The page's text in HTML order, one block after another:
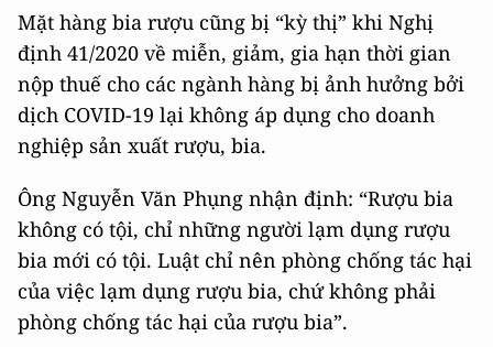
Mặt hàng bia rượu cũng bị “kỳ thị” khi Nghị
định 41/2020 về miễn, giảm, gia hạn thời gian
nộp thuế cho các ngành hàng bị ảnh hưởng bởi
dịch COVID-19 lại không áp dụng cho doanh
nghiệp sản xuất rượu, bia.
Ông Nguyễn Văn Phụng nhận định: “Rượu bia
không có tội, chỉ những người lạm dụng rượu
bia mới có tội. Luật chỉ nên phòng chống tác hại
của việc lạm dụng rượu bia, chứ không phải
phòng chống tác hại của rượu bia”.